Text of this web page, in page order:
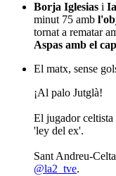
Borja Iglesias i
minut 75 amb
tornat a rematar
Aspas amb el
El matx, sense
¡Al palo Jutglà!
El jugador celtista
'ley del ex'.
Sant Andreu-
@la2_tve.